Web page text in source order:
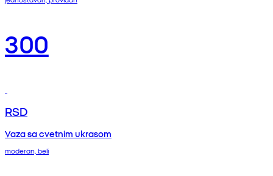
300
RSD
Vaza sa cvetnim ukrasom
moderan, beli